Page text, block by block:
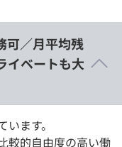
可／月平均残
イベートも大
ます。
較的自由度の高い働